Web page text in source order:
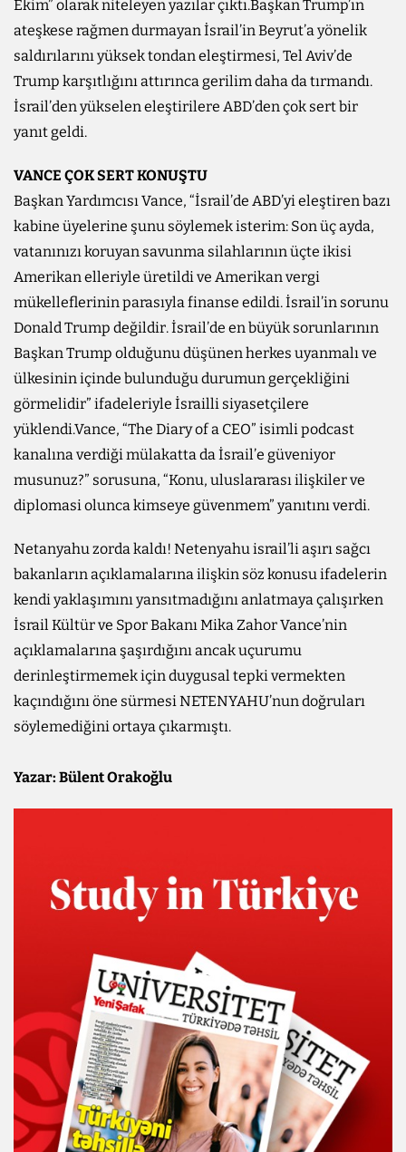
Ekim” olarak niteleyen yazılar çıktı.Başkan Trump’ın
ateşkese rağmen durmayan İsrail’in Beyrut’a yönelik
saldırılarını yüksek tondan eleştirmesi, Tel Aviv’de
Trump karşıtlığını attırınca gerilim daha da tırmandı.
İsrail’den yükselen eleştirilere ABD’den çok sert bir
yanıt geldi.
VANCE ÇOK SERT KONUŞTU
Başkan Yardımcısı Vance, “İsrail’de ABD’yi eleştiren bazı
kabine üyelerine şunu söylemek isterim: Son üç ayda,
vatanınızı koruyan savunma silahlarının üçte ikisi
Amerikan elleriyle üretildi ve Amerikan vergi
mükelleflerinin parasıyla finanse edildi. İsrail’in sorunu
Donald Trump değildir. İsrail’de en büyük sorunlarının
Başkan Trump olduğunu düşünen herkes uyanmalı ve
ülkesinin içinde bulunduğu durumun gerçekliğini
görmelidir” ifadeleriyle İsrailli siyasetçilere
yüklendi.Vance, “The Diary of a CEO” isimli podcast
kanalına verdiği mülakatta da İsrail’e güveniyor
musunuz?” sorusuna, “Konu, uluslararası ilişkiler ve
diplomasi olunca kimseye güvenmem” yanıtını verdi.
Netanyahu zorda kaldı! Netenyahu israil’li aşırı sağcı
bakanların açıklamalarına ilişkin söz konusu ifadelerin
kendi yaklaşımını yansıtmadığını anlatmaya çalışırken
İsrail Kültür ve Spor Bakanı Mika Zahor Vance’nin
açıklamalarına şaşırdığını ancak uçurumu
derinleştirmemek için duygusal tepki vermekten
kaçındığını öne sürmesi NETENYAHU’nun doğruları
söylemediğini ortaya çıkarmıştı.
Yazar: Bülent Orakoğlu